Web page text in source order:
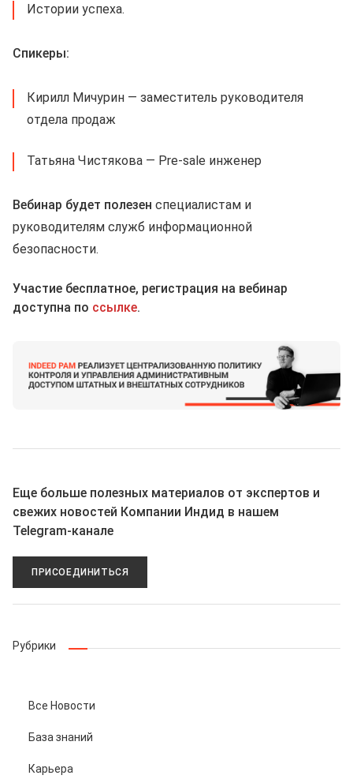
Истории успеха.
Спикеры:
Кирилл Мичурин — заместитель руководителя
отдела продаж
Татьяна Чистякова — Pre-sale инженер
Вебинар будет полезен специалистам и
руководителям служб информационной
безопасности.
Участие бесплатное, регистрация на вебинар
доступна по ссылке.
Еще больше полезных материалов от экспертов и
свежих новостей Компании Индид в нашем
Telegram-канале
ПРИСОЕДИНИТЬСЯ
Рубрики
Все Новости
База знаний
Карьера